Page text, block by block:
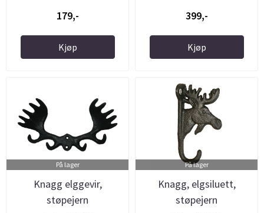
179,-
Kjøp
399,-
Kjøp
På lager
Knagg elggevir,
støpejern
På lager
Knagg, elgsiluett,
støpejern